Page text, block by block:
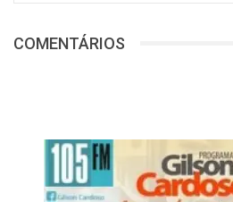
COMENTÁRIOS